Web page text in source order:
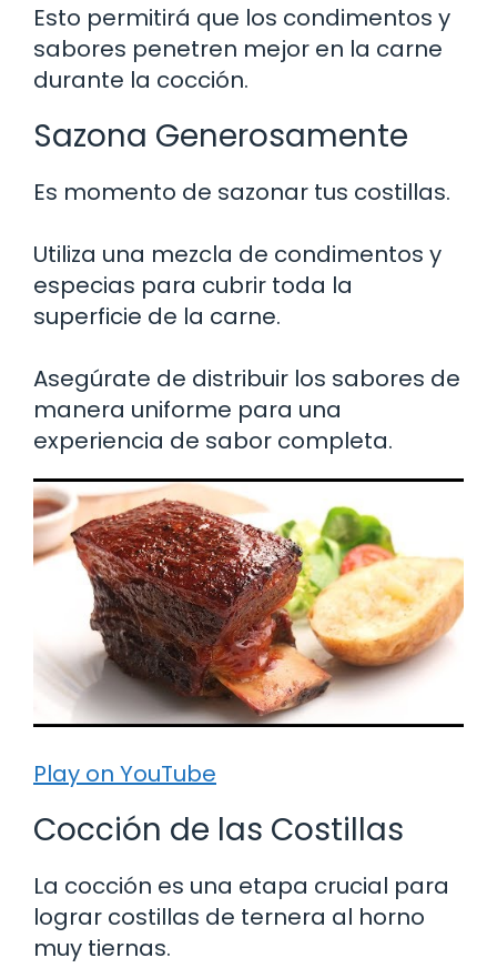
Esto permitirá que los condimentos y
sabores penetren mejor en la carne
durante la cocción.
Sazona Generosamente
Es momento de sazonar tus costillas.
Utiliza una mezcla de condimentos y
especias para cubrir toda la
superficie de la carne.
Asegúrate de distribuir los sabores de
manera uniforme para una
experiencia de sabor completa.
Play on YouTube
Cocción de las Costillas
La cocción es una etapa crucial para
lograr costillas de ternera al horno
muy tiernas.